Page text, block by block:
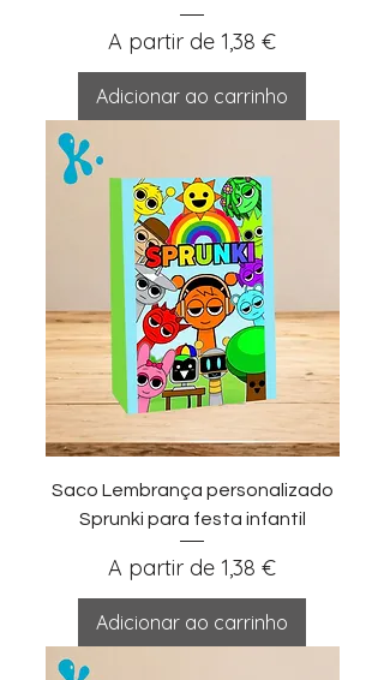
A partir de 1,38 €
Preço promocional
Adicionar ao carrinho
Saco Lembrança personalizado
Sprunki para festa infantil
A partir de 1,38 €
Preço promocional
Adicionar ao carrinho